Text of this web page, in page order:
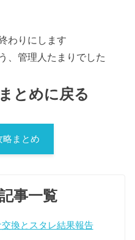
わりにします
、管理人たまりでした
とめに戻る
略まとめ
事一覧
交換とスタレ結果報告